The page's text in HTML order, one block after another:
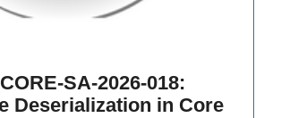
SA-2026-018:
Deserialization in Core